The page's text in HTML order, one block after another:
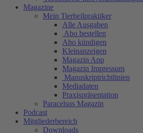
Magazine
Mein Tierheilpraktiker
Alle Ausgaben
Abo bestellen
Abo kündigen
Kleinanzeigen
Magazin App
Magazin Impressum
Manuskriptrichtlinien
Mediadaten
Praxispräsentation
Paracelsus Magazin
Podcast
Mitgliederbereich
Downloads